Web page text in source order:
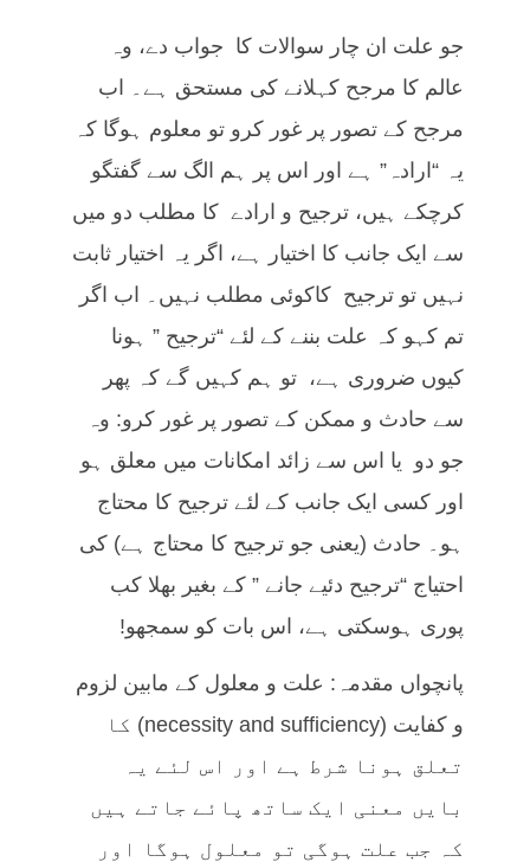
جو علت ان چار سوالات کا جواب دے، وہ
عالم کا مرجح کہلانے کی مستحق ہے۔ اب
مرجح کے تصور پر غور کرو تو معلوم ہوگا کہ
یہ “ارادہ” ہے اور اس پر ہم الگ سے گفتگو
کرچکے ہیں، ترجیح و ارادے کا مطلب دو میں
سے ایک جانب کا اختیار ہے، اگر یہ اختیار ثابت
نہیں تو ترجیح کاکوئی مطلب نہیں۔ اب اگر
تم کہو کہ علت بننے کے لئے “ترجیح ” ہونا
کیوں ضروری ہے، تو ہم کہیں گے کہ پھر
سے حادث و ممکن کے تصور پر غور کرو: وہ
جو دو یا اس سے زائد امکانات میں معلق ہو
اور کسی ایک جانب کے لئے ترجیح کا محتاج
ہو۔ حادث (یعنی جو ترجیح کا محتاج ہے) کی
احتیاج “ترجیح دئیے جانے ” کے بغیر بھلا کب
پوری ہوسکتی ہے، اس بات کو سمجھو!
پانچواں مقدمہ: علت و معلول کے مابین لزوم
و کفایت (necessity and sufficiency) کا
تعلق ہونا شرط ہے اور اس لئے یہ
بایں معنی ایک ساتھ پائے جاتے ہیں
کہ جب علت ہوگی تو معلول ہوگا اور